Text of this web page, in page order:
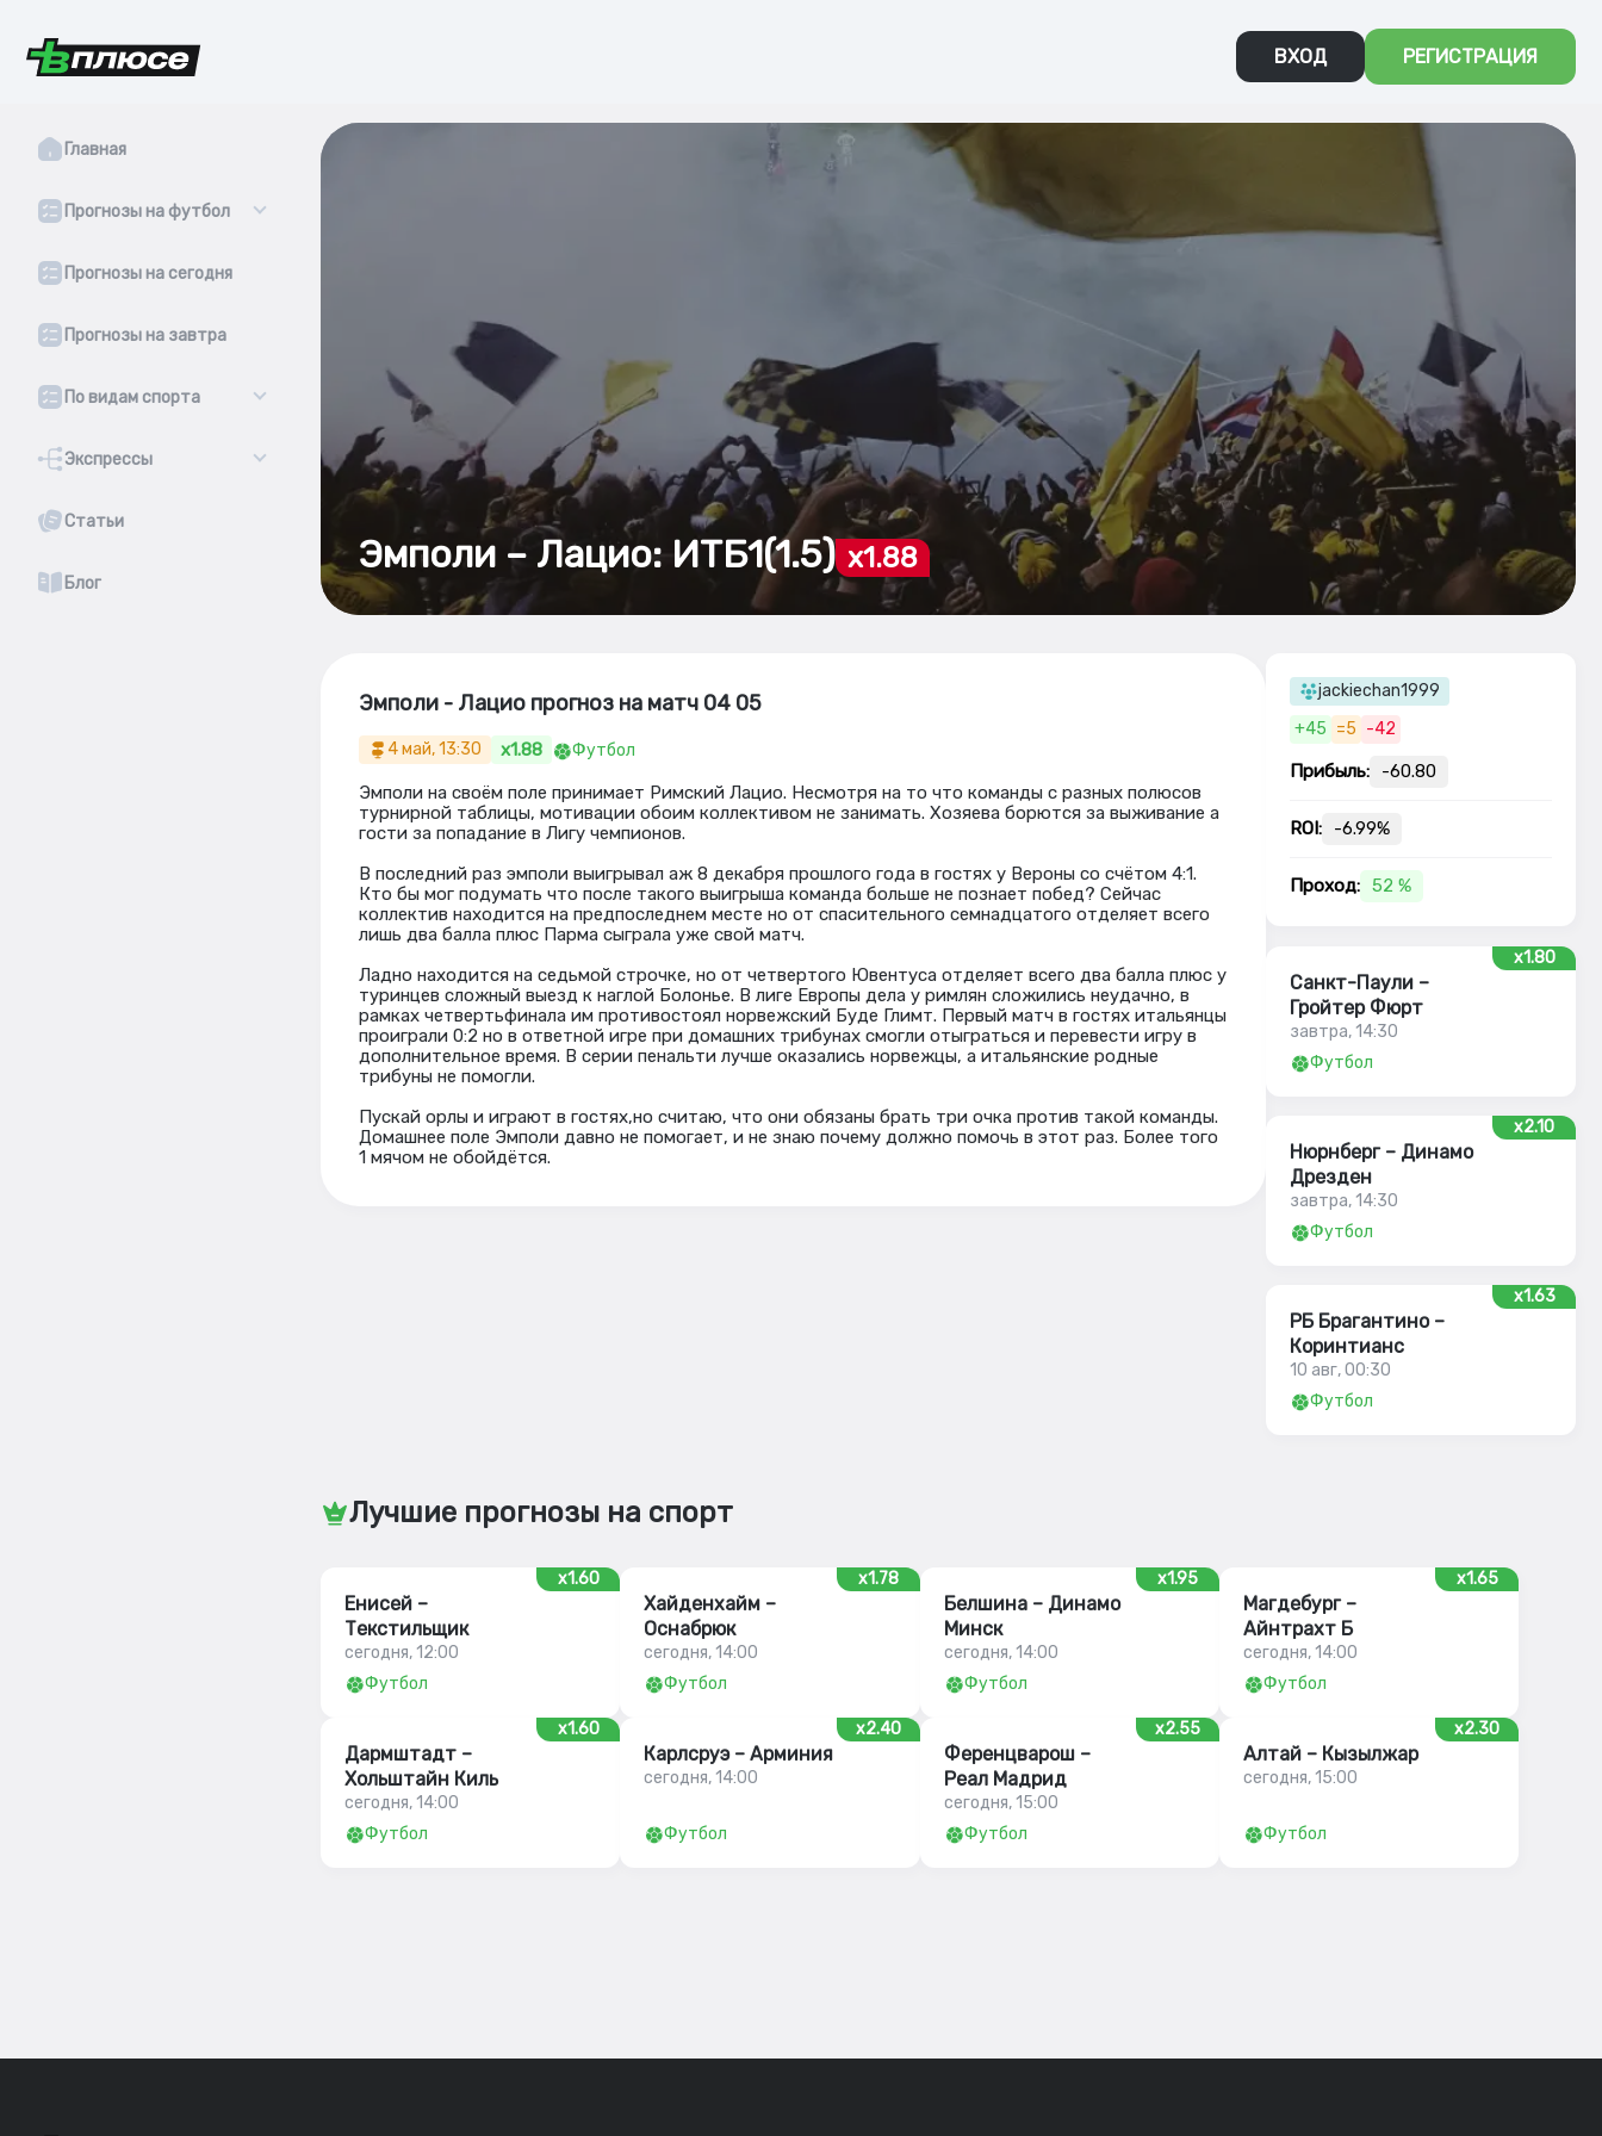
ВХОД РЕГИСТРАЦИЯ
Главная
Прогнозы на футбол
Прогнозы на сегодня
Прогнозы на завтра
По видам спорта
Экспрессы
Статьи
Блог
Эмполи – Лацио: ИТБ1(1.5) x1.88
Эмполи - Лацио прогноз на матч 04 05
4 май, 13:30 x1.88 Футбол
Эмполи на своём поле принимает Римский Лацио. Несмотря на то что команды с разных полюсов
турнирной таблицы, мотивации обоим коллективом не занимать. Хозяева борются за выживание а
гости за попадание в Лигу чемпионов.
В последний раз эмполи выигрывал аж 8 декабря прошлого года в гостях у Вероны со счётом 4:1.
Кто бы мог подумать что после такого выигрыша команда больше не познает побед? Сейчас
коллектив находится на предпоследнем месте но от спасительного семнадцатого отделяет всего
лишь два балла плюс Парма сыграла уже свой матч.
Ладно находится на седьмой строчке, но от четвертого Ювентуса отделяет всего два балла плюс у
туринцев сложный выезд к наглой Болонье. В лиге Европы дела у римлян сложились неудачно, в
рамках четвертьфинала им противостоял норвежский Буде Глимт. Первый матч в гостях итальянцы
проиграли 0:2 но в ответной игре при домашних трибунах смогли отыграться и перевести игру в
дополнительное время. В серии пенальти лучше оказались норвежцы, а итальянские родные
трибуны не помогли.
Пускай орлы и играют в гостях,но считаю, что они обязаны брать три очка против такой команды.
Домашнее поле Эмполи давно не помогает, и не знаю почему должно помочь в этот раз. Более того
1 мячом не обойдётся.
jackiechan1999
+45 =5 -42
Прибыль: -60.80
ROI: -6.99%
Проход: 52 %
x1.80
Санкт-Паули –
Гройтер Фюрт
завтра, 14:30
Футбол
x2.10
Нюрнберг – Динамо
Дрезден
завтра, 14:30
Футбол
x1.63
РБ Брагантино –
Коринтианс
10 авг, 00:30
Футбол
Лучшие прогнозы на спорт
x1.60
Енисей –
Текстильщик
сегодня, 12:00
Футбол
x1.78
Хайденхайм –
Оснабрюк
сегодня, 14:00
Футбол
x1.95
Белшина – Динамо
Минск
сегодня, 14:00
Футбол
x1.65
Магдебург –
Айнтрахт Б
сегодня, 14:00
Футбол
x1.60
Дармштадт –
Хольштайн Киль
сегодня, 14:00
Футбол
x2.40
Карлсруэ – Арминия
сегодня, 14:00
Футбол
x2.55
Ференцварош –
Реал Мадрид
сегодня, 15:00
Футбол
x2.30
Алтай – Кызылжар
сегодня, 15:00
Футбол